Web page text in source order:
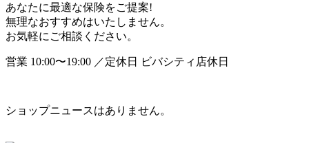
あなたに最適な保険をご提案!
無理なおすすめはいたしません。
お気軽にご相談ください。
営業 10:00〜19:00 ／定休日 ビバシティ店休日
ショップニュースはありません。